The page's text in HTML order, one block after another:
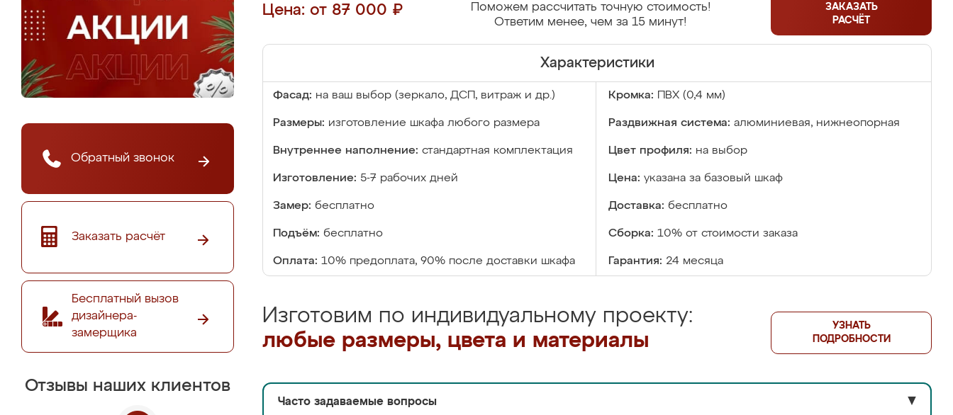
Обратный звонок
Заказать расчёт
Бесплатный вызов
дизайнера-
замерщика
Отзывы наших клиентов
Цена: от 87 000 ₽
Поможем рассчитать точную стоимость!
Ответим менее, чем за 15 минут!
ЗАКАЗАТЬ
РАСЧЁТ
Характеристики
Фасад: на ваш выбор (зеркало, ДСП, витраж и др.) Кромка: ПВХ (0,4 мм)
Размеры: изготовление шкафа любого размера Раздвижная система: алюминиевая, нижнеопорная
Внутреннее наполнение: стандартная комплектация Цвет профиля: на выбор
Изготовление: 5-7 рабочих дней Цена: указана за базовый шкаф
Замер: бесплатно Доставка: бесплатно
Подъём: бесплатно Сборка: 10% от стоимости заказа
Оплата: 10% предоплата, 90% после доставки шкафа Гарантия: 24 месяца
Изготовим по индивидуальному проекту:
любые размеры, цвета и материалы
УЗНАТЬ
ПОДРОБНОСТИ
Часто задаваемые вопросы ▼